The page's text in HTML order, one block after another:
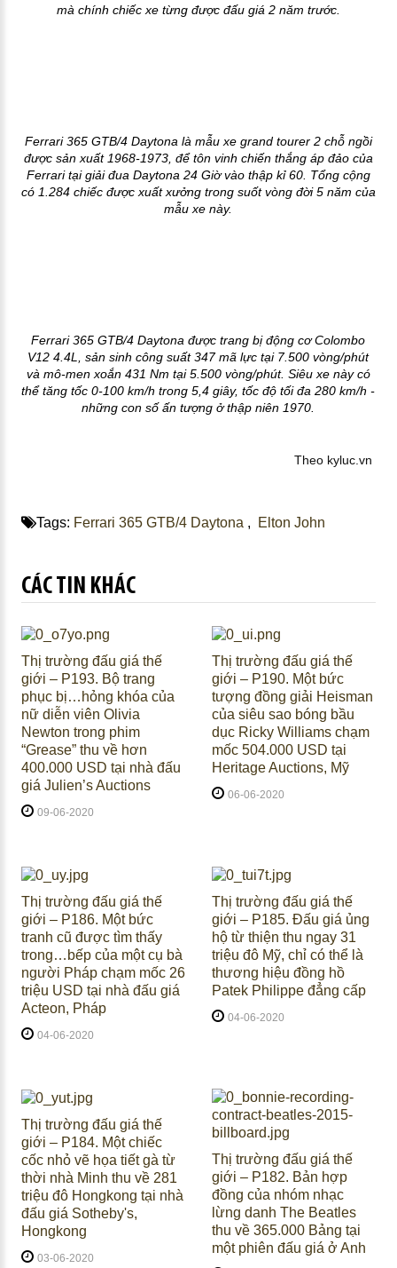
mà chính chiếc xe từng được đấu giá 2 năm trước.
Ferrari 365 GTB/4 Daytona là mẫu xe grand tourer 2 chỗ ngồi
được sản xuất 1968-1973, để tôn vinh chiến thắng áp đảo của
Ferrari tại giải đua Daytona 24 Giờ vào thập kỉ 60. Tổng cộng
có 1.284 chiếc được xuất xưởng trong suốt vòng đời 5 năm của
mẫu xe này.
Ferrari 365 GTB/4 Daytona được trang bị động cơ Colombo
V12 4.4L, sản sinh công suất 347 mã lực tại 7.500 vòng/phút
và mô-men xoắn 431 Nm tại 5.500 vòng/phút. Siêu xe này có
thể tăng tốc 0-100 km/h trong 5,4 giây, tốc độ tối đa 280 km/h -
những con số ấn tượng ở thập niên 1970.
Theo kyluc.vn
Tags: Ferrari 365 GTB/4 Daytona , Elton John
CÁC TIN KHÁC
Thị trường đấu giá thế
giới – P193. Bộ trang
phục bị…hỏng khóa của
nữ diễn viên Olivia
Newton trong phim
“Grease” thu về hơn
400.000 USD tại nhà đấu
giá Julien’s Auctions
09-06-2020
Thị trường đấu giá thế
giới – P190. Một bức
tượng đồng giải Heisman
của siêu sao bóng bầu
dục Ricky Williams chạm
mốc 504.000 USD tại
Heritage Auctions, Mỹ
06-06-2020
Thị trường đấu giá thế
giới – P186. Một bức
tranh cũ được tìm thấy
trong…bếp của một cụ bà
người Pháp chạm mốc 26
triệu USD tại nhà đấu giá
Acteon, Pháp
04-06-2020
Thị trường đấu giá thế
giới – P185. Đấu giá ủng
hộ từ thiện thu ngay 31
triệu đô Mỹ, chỉ có thể là
thương hiệu đồng hồ
Patek Philippe đẳng cấp
04-06-2020
Thị trường đấu giá thế
giới – P184. Một chiếc
cốc nhỏ vẽ họa tiết gà từ
thời nhà Minh thu về 281
triệu đô Hongkong tại nhà
đấu giá Sotheby's,
Hongkong
03-06-2020
Thị trường đấu giá thế
giới – P182. Bản hợp
đồng của nhóm nhạc
lừng danh The Beatles
thu về 365.000 Bảng tại
một phiên đấu giá ở Anh